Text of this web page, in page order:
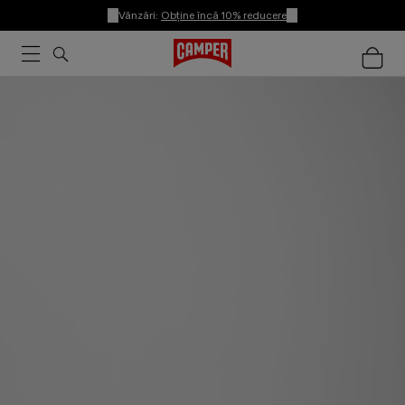
Vânzări: Obține încă 10% reducere